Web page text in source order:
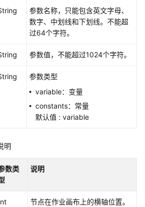
参数名称，只能包含英文字母、
数字、中划线和下划线。不能超
过64个字符。
参数值，不能超过1024个字符。
参数类型
variable：变量
constants：常量
默认值 : variable
明
数类
说明
节点在作业画布上的横轴位置。